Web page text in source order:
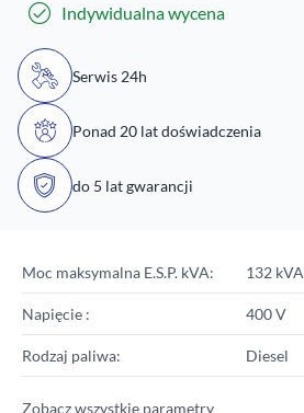
Indywidualna wycena
Serwis 24h
Ponad 20 lat doświadczenia
do 5 lat gwarancji
Moc maksymalna E.S.P. kVA: 132 kVA
Napięcie : 400 V
Rodzaj paliwa: Diesel
Zobacz wszystkie parametry